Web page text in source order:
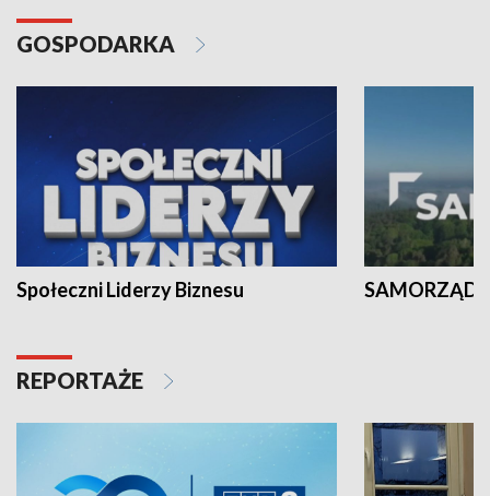
GOSPODARKA
Społeczni Liderzy Biznesu SAMORZĄD
REPORTAŻE